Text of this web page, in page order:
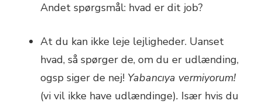
Andet spørgsmål: hvad er dit job?
At du kan ikke leje lejligheder. Uanset
hvad, så spørger de, om du er udlænding,
ogsp siger de nej! Yabancıya vermiyorum!
(vi vil ikke have udlændinge). Især hvis du